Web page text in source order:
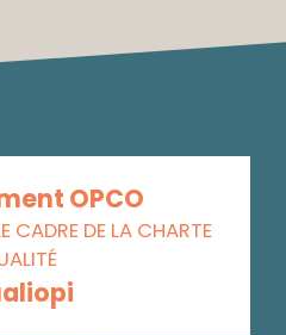
OPCO
CADRE DE LA CHARTE